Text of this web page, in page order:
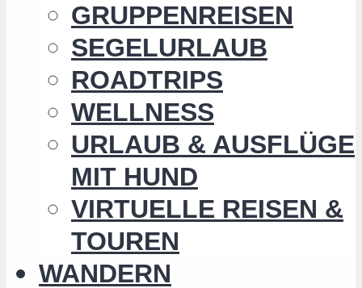
GRUPPENREISEN
SEGELURLAUB
ROADTRIPS
WELLNESS
URLAUB & AUSFLÜGE
MIT HUND
VIRTUELLE REISEN &
TOUREN
WANDERN